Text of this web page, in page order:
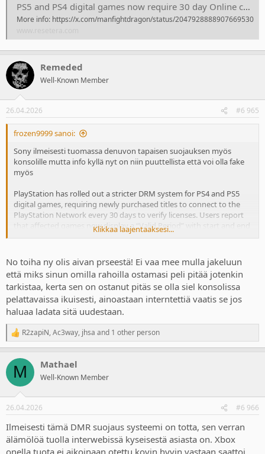
PS5 and PS4 digital games now require 30 day Online check-in (Your older PS4/PS5 purchases are safe for now) Rumor
More info: https://x.com/manfightdragon/status/2047928888907669530
Remeded
Well-Known Member
26.04.2026 #6 965
frozen9999 sanoi:
Sony ilmeisesti tuomassa denuvon tapaisen suojauksen myös
konsolille mutta info kyllä nyt on niin puuttellista että voi olla fake
myös
PlayStation has rolled out a stricter DRM system for PS4 and PS5
digital games, requiring newly purchased titles to connect to the
PlayStation Network every 30 days to verify licenses. Users report
that affected games now display a “Valid Period” with start and end
dates in their details—such as the recent screenshot of Don’t Starve
an internet check-in occurs if the console stays offline.
PS5 and PS4 digital games now require 30 day Online check-in (Your older PS4/PS5 purchases are safe for now) Rumor
More info:
https://x.com/manfightdragon/status/2047928888907669530
Klikkaa laajentaaksesi...
No toiha ny olis aivan prseestä! Ei vaa mee mulla jakeluun
että miks sinun omilla rahoilla ostamasi peli pitää jotenkin
tarkistaa, kerta sen on ostanut pitäs se olla siel konsolissa
pelattavaissa ikuisesti, ainoastaan interntettiä vaatis se jos
haluaa ladata sitä uudestaan.
R
e
c
i
s
R2zapiN, Ac3way, jhsa and 1 other person
M Mathael
Well-Known Member
26.04.2026 #6 966
Ilmeisesti tämä DMR suojaus systeemi on totta, sen verran
älämölöä tuolla interwebissä kyseisestä asiasta on. Xbox